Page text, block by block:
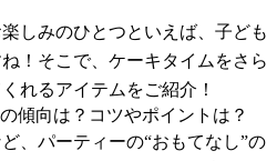
しみのひとつといえば、子ども
！そこで、ケーキタイムをさら
れるアイテムをご紹介！
傾向は？コツやポイントは？
、パーティーの“おもてなし”の